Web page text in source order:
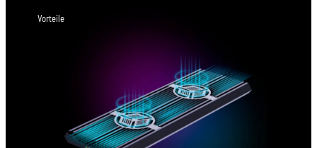
Vorteile